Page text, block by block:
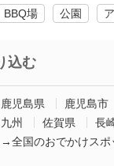
BBQ場 公園
込む
鹿児島県
鹿児島市
九州
佐賀県 長
→全国のおでかけスポ